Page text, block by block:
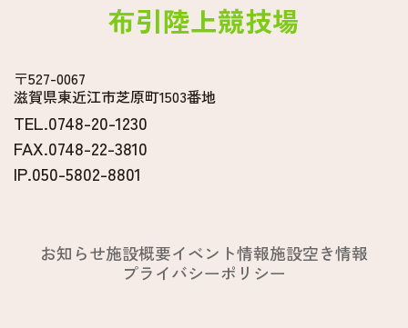
布引陸上競技場
〒527-0067
滋賀県東近江市芝原町1503番地
TEL.0748-20-1230
FAX.0748-22-3810
IP.050-5802-8801
お知らせ施設概要イベント情報施設空き情報
プライバシーポリシー